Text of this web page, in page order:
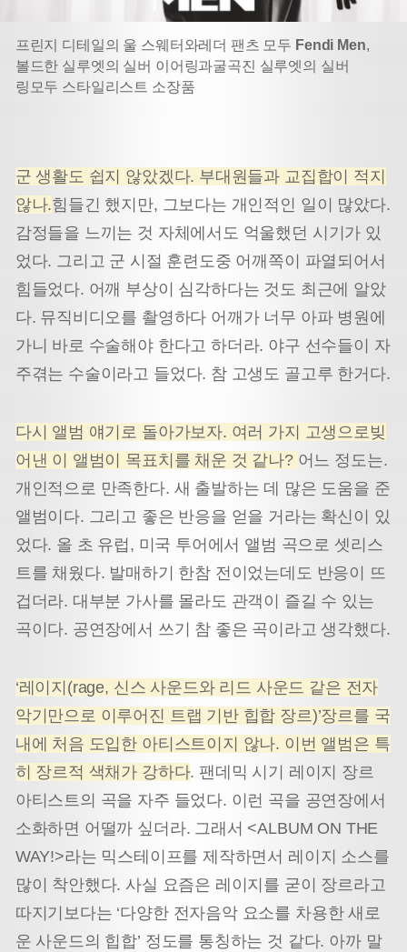
프린지 디테일의 울 스웨터와레더 팬츠 모두 Fendi Men,
볼드한 실루엣의 실버 이어링과굴곡진 실루엣의 실버
링 모두 스타일리스트 소장품
군 생활도 쉽지 않았겠다. 부대원들과 교집합이 적지
않나.힘들긴 했지만, 그보다는 개인적인 일이 많았다.
감정들을 느끼는 것 자체에서도 억울했던 시기가 있
었다. 그리고 군 시절 훈련도중 어깨쪽이 파열되어서
힘들었다. 어깨 부상이 심각하다는 것도 최근에 알았
다. 뮤직비디오를 촬영하다 어깨가 너무 아파 병원에
가니 바로 수술해야 한다고 하더라. 야구 선수들이 자
주겪는 수술이라고 들었다. 참 고생도 골고루 한거다.
다시 앨범 얘기로 돌아가보자. 여러 가지 고생으로빚
어낸 이 앨범이 목표치를 채운 것 같나? 어느 정도는.
개인적으로 만족한다. 새 출발하는 데 많은 도움을 준
앨범이다. 그리고 좋은 반응을 얻을 거라는 확신이 있
었다. 올 초 유럽, 미국 투어에서 앨범 곡으로 셋리스
트를 채웠다. 발매하기 한참 전이었는데도 반응이 뜨
겁더라. 대부분 가사를 몰라도 관객이 즐길 수 있는
곡이다. 공연장에서 쓰기 참 좋은 곡이라고 생각했다.
‘레이지(rage, 신스 사운드와 리드 사운드 같은 전자
악기만으로 이루어진 트랩 기반 힙합 장르)’장르를 국
내에 처음 도입한 아티스트이지 않나. 이번 앨범은 특
히 장르적 색채가 강하다. 팬데믹 시기 레이지 장르
아티스트의 곡을 자주 들었다. 이런 곡을 공연장에서
소화하면 어떨까 싶더라. 그래서 <ALBUM ON THE
WAY!>라는 믹스테이프를 제작하면서 레이지 소스를
많이 착안했다. 사실 요즘은 레이지를 굳이 장르라고
따지기보다는 ‘다양한 전자음악 요소를 차용한 새로
운 사운드의 힙합’ 정도를 통칭하는 것 같다. 아까 말